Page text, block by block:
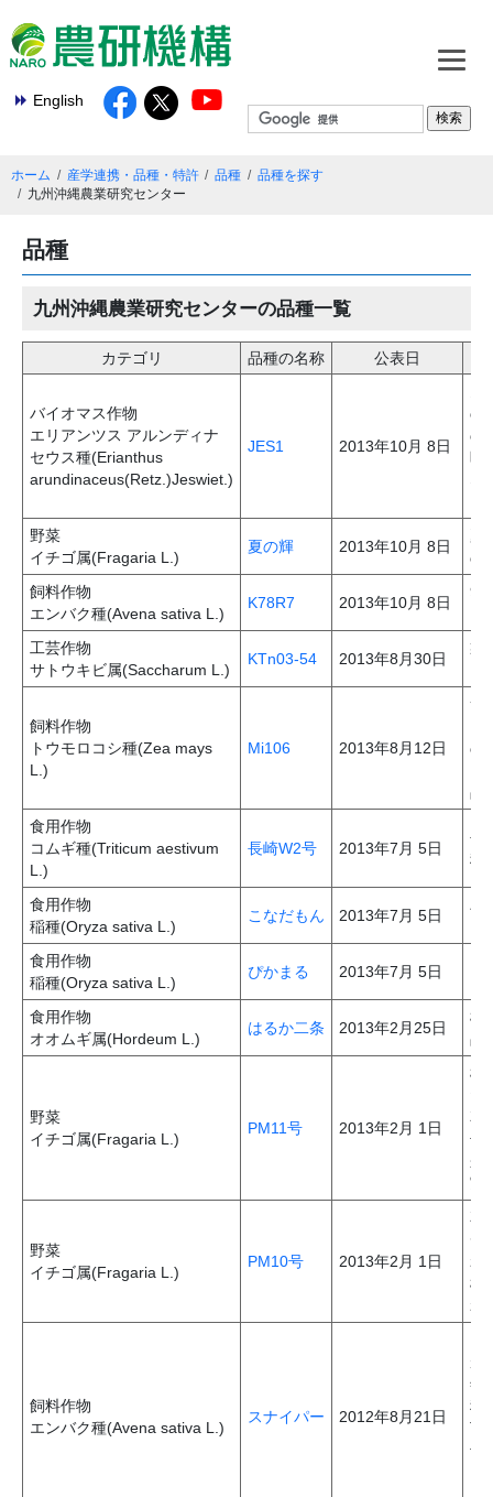
English
ホーム 産学連携・品種・特許 品種
品種を探す
九州沖縄農業研究センター
品種
九州沖縄農業研究センターの品種一覧
カテゴリ 品種の名称 公表日
バイオマス作物
エリアンツス アルンディナ
セウス種(Erianthus
arundinaceus(Retz.)Jeswiet.)
JES1 2013年10月 8日
の
の
晩
野菜
イチゴ属(Fragaria L.)
夏の輝 2013年10月 8日
の
飼料作物
エンバク種(Avena sativa L.)
K78R7 2013年10月 8日
9
工芸作物
サトウキビ属(Saccharum L.)
KTn03-54 2013年8月30日
製
飼料作物
トウモロコシ種(Zea mays
L.)
Mi106 2013年8月12日
サ
の
品
食用作物
コムギ種(Triticum aestivum
L.)
長崎W2号 2013年7月 5日
長
種
食用作物
稲種(Oryza sativa L.)
こなだもん 2013年7月 5日
パ
食用作物
稲種(Oryza sativa L.)
ぴかまる 2013年7月 5日
食用作物
オオムギ属(Hordeum L.)
はるか二条 2013年2月25日
極
品
野菜
イチゴ属(Fragaria L.)
PM11号 2013年2月 1日
桃
花
号
来
実
野菜
イチゴ属(Fragaria L.)
PM10号 2013年2月 1日
花
チ
れ
様
れ
飼料作物
エンバク種(Avena sativa L.)
スナイパー 2012年8月21日
が
年
程
号